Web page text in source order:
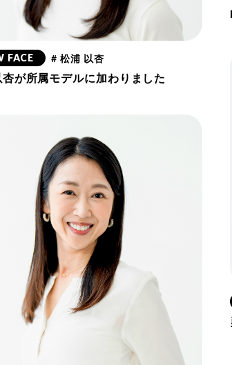
FACE # 松浦 以杏
が所属モデルに加わりました